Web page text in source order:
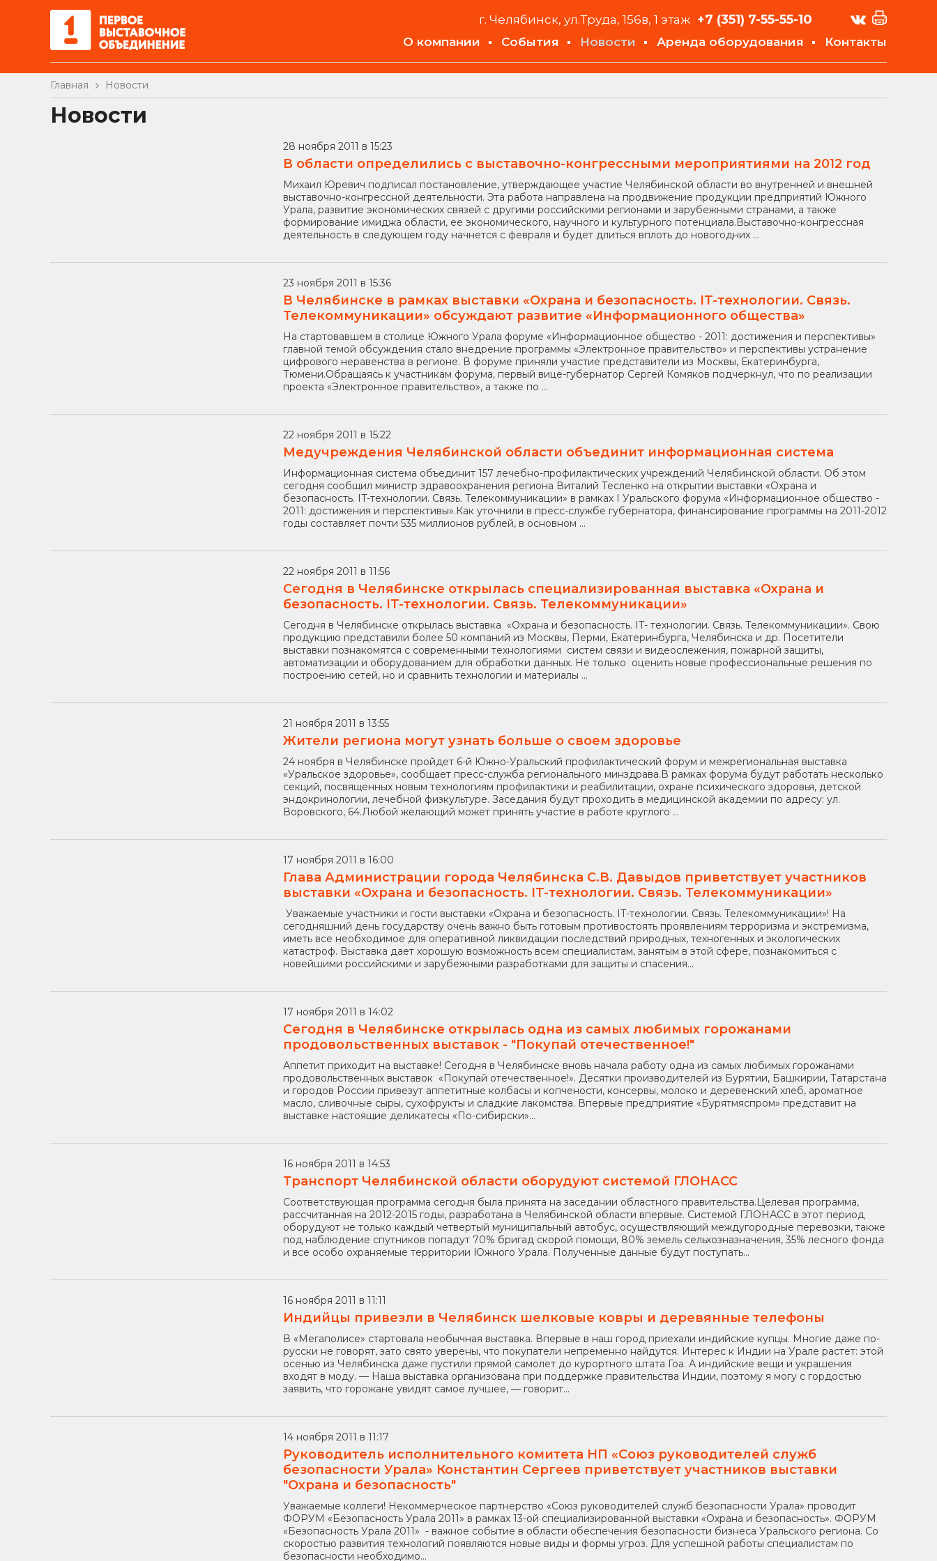
г. Челябинск, ул.Труда, 156в, 1 этаж +7 (351) 7-55-55-10
О компании События Новости Аренда оборудования Контакты
Главная Новости
Новости
28 ноября 2011 в 15:23
В области определились с выставочно-конгрессными мероприятиями на 2012 год
Михаил Юревич подписал постановление, утверждающее участие Челябинской области во внутренней и внешней
выставочно-конгрессной деятельности. Эта работа направлена на продвижение продукции предприятий Южного
Урала, развитие экономических связей с другими российскими регионами и зарубежными странами, а также
формирование имиджа области, ее экономического, научного и культурного потенциала.Выставочно-конгрессная
деятельность в следующем году начнется с февраля и будет длиться вплоть до новогодних ...
23 ноября 2011 в 15:36
В Челябинске в рамках выставки «Охрана и безопасность. IT-технологии. Связь.
Телекоммуникации» обсуждают развитие «Информационного общества»
На стартовавшем в столице Южного Урала форуме «Информационное общество - 2011: достижения и перспективы»
главной темой обсуждения стало внедрение программы «Электронное правительство» и перспективы устранение
цифрового неравенства в регионе. В форуме приняли участие представители из Москвы, Екатеринбурга,
Тюмени.Обращаясь к участникам форума, первый вице-губернатор Сергей Комяков подчеркнул, что по реализации
проекта «Электронное правительство», а также по ...
22 ноября 2011 в 15:22
Медучреждения Челябинской области объединит информационная система
Информационная система объединит 157 лечебно-профилактических учреждений Челябинской области. Об этом
сегодня сообщил министр здравоохранения региона Виталий Тесленко на открытии выставки «Охрана и
безопасность. IT-технологии. Связь. Телекоммуникации» в рамках I Уральского форума «Информационное общество -
2011: достижения и перспективы».Как уточнили в пресс-службе губернатора, финансирование программы на 2011-2012
годы составляет почти 535 миллионов рублей, в основном ...
22 ноября 2011 в 11:56
Сегодня в Челябинске открылась специализированная выставка «Охрана и
безопасность. IT-технологии. Связь. Телекоммуникации»
Сегодня в Челябинске открылась выставка «Охрана и безопасность. IT- технологии. Связь. Телекоммуникации». Свою
продукцию представили более 50 компаний из Москвы, Перми, Екатеринбурга, Челябинска и др. Посетители
выставки познакомятся с современными технологиями систем связи и видеослежения, пожарной защиты,
автоматизации и оборудованием для обработки данных. Не только оценить новые профессиональные решения по
построению сетей, но и сравнить технологии и материалы ...
21 ноября 2011 в 13:55
Жители региона могут узнать больше о своем здоровье
24 ноября в Челябинске пройдет 6-й Южно-Уральский профилактический форум и межрегиональная выставка
«Уральское здоровье», сообщает пресс-служба регионального минздрава.В рамках форума будут работать несколько
секций, посвященных новым технологиям профилактики и реабилитации, охране психического здоровья, детской
эндокринологии, лечебной физкультуре. Заседания будут проходить в медицинской академии по адресу: ул.
Воровского, 64.Любой желающий может принять участие в работе круглого ...
17 ноября 2011 в 16:00
Глава Администрации города Челябинска С.В. Давыдов приветствует участников
выставки «Охрана и безопасность. IT-технологии. Связь. Телекоммуникации»
Уважаемые участники и гости выставки «Охрана и безопасность. IT-технологии. Связь. Телекоммуникации»! На
сегодняшний день государству очень важно быть готовым противостоять проявлениям терроризма и экстремизма,
иметь все необходимое для оперативной ликвидации последствий природных, техногенных и экологических
катастроф. Выставка дает хорошую возможность всем специалистам, занятым в этой сфере, познакомиться с
новейшими российскими и зарубежными разработками для защиты и спасения...
17 ноября 2011 в 14:02
Сегодня в Челябинске открылась одна из самых любимых горожанами
продовольственных выставок - "Покупай отечественное!"
Аппетит приходит на выставке! Сегодня в Челябинске вновь начала работу одна из самых любимых горожанами
продовольственных выставок «Покупай отечественное!». Десятки производителей из Бурятии, Башкирии, Татарстана
и городов России привезут аппетитные колбасы и копчености, консервы, молоко и деревенский хлеб, ароматное
масло, сливочные сыры, сухофрукты и сладкие лакомства. Впервые предприятие «Бурятмяспром» представит на
выставке настоящие деликатесы «По-сибирски»...
16 ноября 2011 в 14:53
Транспорт Челябинской области оборудуют системой ГЛОНАСС
Соответствующая программа сегодня была принята на заседании областного правительства.Целевая программа,
рассчитанная на 2012-2015 годы, разработана в Челябинской области впервые. Системой ГЛОНАСС в этот период
оборудуют не только каждый четвертый муниципальный автобус, осуществляющий междугородные перевозки, также
под наблюдение спутников попадут 70% бригад скорой помощи, 80% земель сельхозназначения, 35% лесного фонда
и все особо охраняемые территории Южного Урала. Полученные данные будут поступать...
16 ноября 2011 в 11:11
Индийцы привезли в Челябинск шелковые ковры и деревянные телефоны
В «Мегаполисе» стартовала необычная выставка. Впервые в наш город приехали индийские купцы. Многие даже по-
русски не говорят, зато свято уверены, что покупатели непременно найдутся. Интерес к Индии на Урале растет: этой
осенью из Челябинска даже пустили прямой самолет до курортного штата Гоа. А индийские вещи и украшения
входят в моду. — Наша выставка организована при поддержке правительства Индии, поэтому я могу с гордостью
заявить, что горожане увидят самое лучшее, — говорит...
14 ноября 2011 в 11:17
Руководитель исполнительного комитета НП «Союз руководителей служб
безопасности Урала» Константин Сергеев приветствует участников выставки
"Охрана и безопасность"
Уважаемые коллеги! Некоммерческое партнерство «Союз руководителей служб безопасности Урала» проводит
ФОРУМ «Безопасность Урала 2011» в рамках 13-ой специализированной выставки «Охрана и безопасность». ФОРУМ
«Безопасность Урала 2011» - важное событие в области обеспечения безопасности бизнеса Уральского региона. Со
скоростью развития технологий появляются новые виды и формы угроз. Для успешной работы специалистам по
безопасности необходимо...